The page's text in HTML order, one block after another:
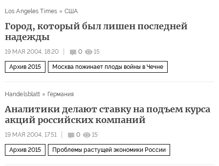
Los Angeles Times США
Город, который был лишен последней
надежды
19 МАЯ 2004, 18:20 0 15
Архив 2015 Москва пожинает плоды войны в Чечне
Handelsblatt Германия
Аналитики делают ставку на подъем курса
акций российских компаний
19 МАЯ 2004, 17:51 0 15
Архив 2015 Проблемы растущей экономики России